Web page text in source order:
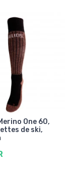
One 60,
de ski,